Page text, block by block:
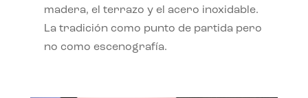
madera, el terrazo y el acero inoxidable.
La tradición como punto de partida pero
no como escenografía.